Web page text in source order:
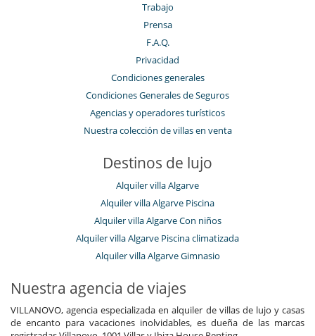
Trabajo
Prensa
F.A.Q.
Privacidad
Condiciones generales
Condiciones Generales de Seguros
Agencias y operadores turísticos
Nuestra colección de villas en venta
Destinos de lujo
Alquiler villa Algarve
Alquiler villa Algarve Piscina
Alquiler villa Algarve Con niños
Alquiler villa Algarve Piscina climatizada
Alquiler villa Algarve Gimnasio
Nuestra agencia de viajes
VILLANOVO, agencia especializada en alquiler de villas de lujo y casas
de encanto para vacaciones inolvidables, es dueña de las marcas